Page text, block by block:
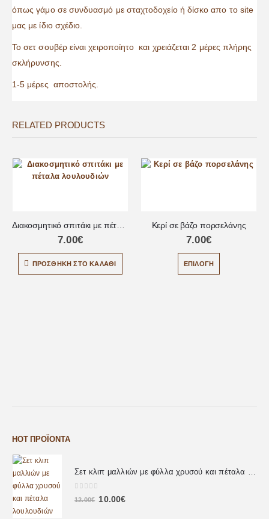
όπως γάμο σε συνδυασμό με σταχτοδοχείο ή δίσκο απο το site
μας με ίδιο σχέδιο.
Το σετ σουβέρ είναι χειροποίητο και χρειάζεται 2 μέρες πλήρης
σκλήρυνσης.
1-5 μέρες αποστολής.
RELATED PRODUCTS
Διακοσμητικό σπιτάκι με πέταλα λουλουδιών
7.00€
ΠΡΟΣΘΉΚΗ ΣΤΟ ΚΑΛΆΘΙ
Κερί σε βάζο πορσελάνης
7.00€
ΕΠΙΛΟΓΉ
HOT ΠΡΟΪΌΝΤΑ
Σετ κλιπ μαλλιών με φύλλα χρυσού και πέταλα λουλουδιών
out of 5
12.00€ 10.00€